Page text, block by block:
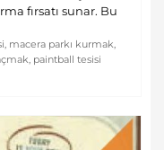
fırsatı sunar. Bu
, macera parkı kurmak,
, paintball tesisi